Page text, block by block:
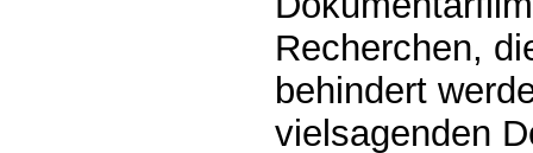
Recherchen,
behindert
vielsagenden